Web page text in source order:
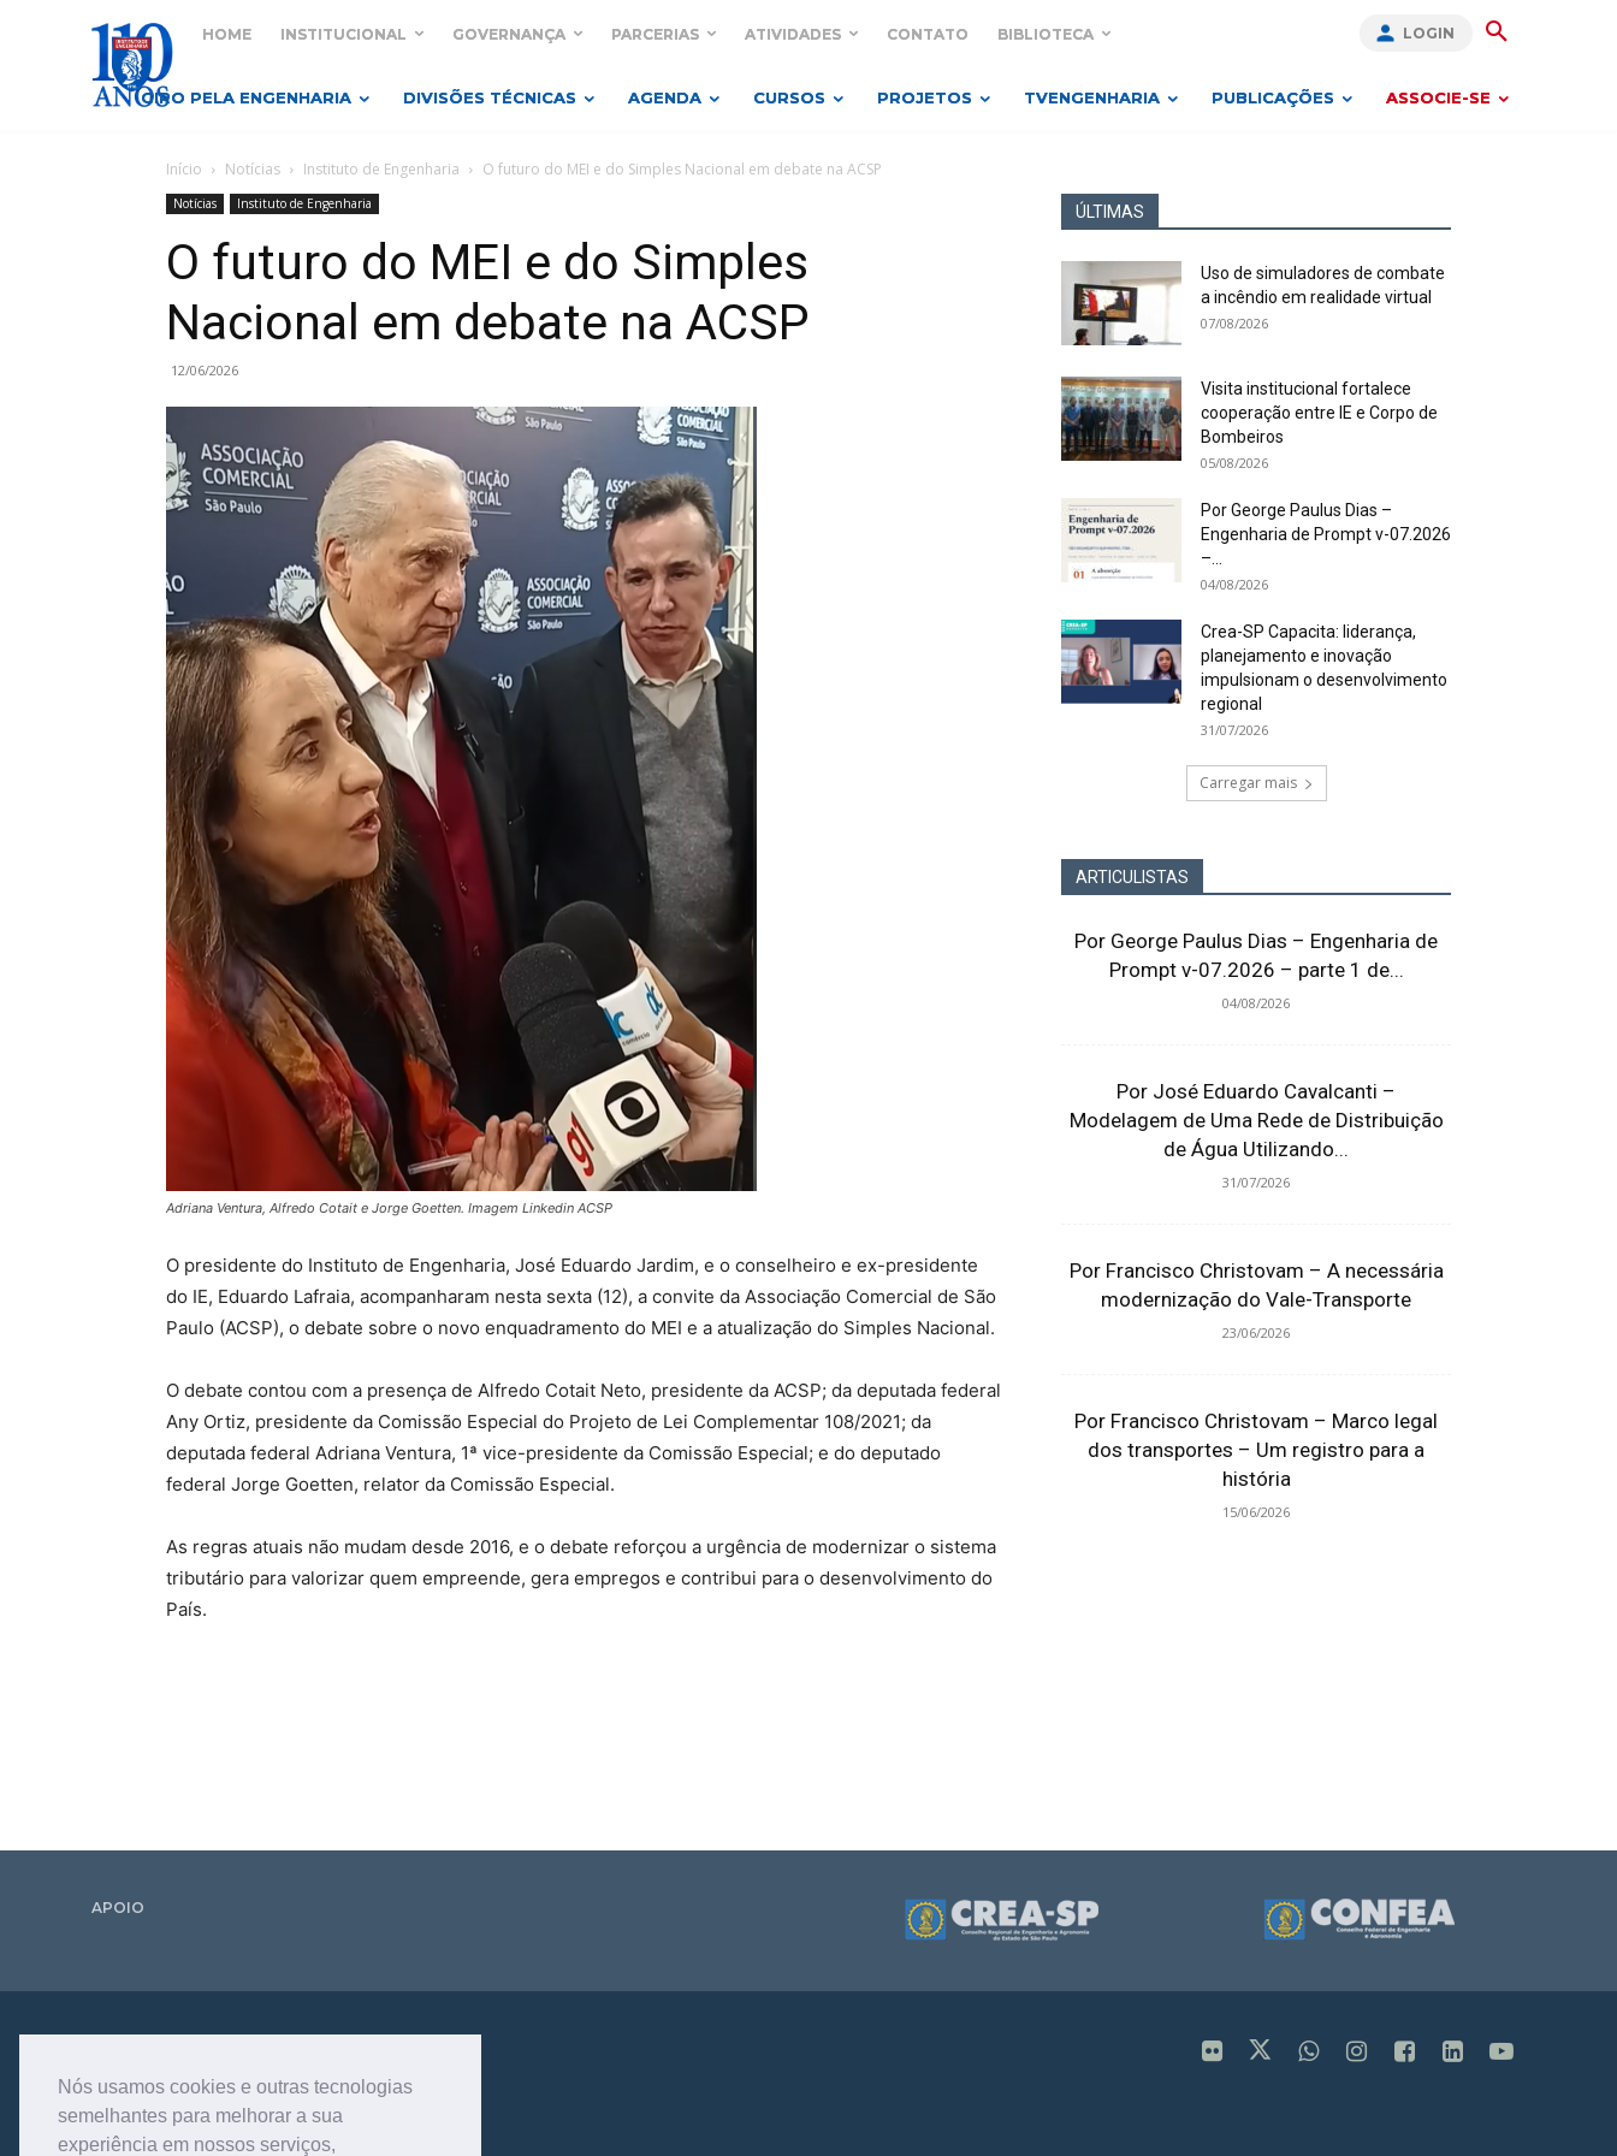
Nós usamos cookies e outras tecnologias
semelhantes para melhorar a sua
experiência em nossos serviços,
HOME INSTITUCIONAL GOVERNANÇA PARCERIAS ATIVIDADES CONTATO BIBLIOTECA LOGIN
GIRO PELA ENGENHARIA DIVISÕES TÉCNICAS AGENDA CURSOS PROJETOS TVENGENHARIA PUBLICAÇÕES ASSOCIE-SE
Início Notícias Instituto de Engenharia O futuro do MEI e do Simples Nacional em debate na ACSP
Notícias Instituto de Engenharia
O futuro do MEI e do Simples
Nacional em debate na ACSP
12/06/2026
Adriana Ventura, Alfredo Cotait e Jorge Goetten. Imagem Linkedin ACSP
O presidente do Instituto de Engenharia, José Eduardo Jardim, e o conselheiro e ex-presidente
do IE, Eduardo Lafraia, acompanharam nesta sexta (12), a convite da Associação Comercial de São
Paulo (ACSP), o debate sobre o novo enquadramento do MEI e a atualização do Simples Nacional.
O debate contou com a presença de Alfredo Cotait Neto, presidente da ACSP; da deputada federal
Any Ortiz, presidente da Comissão Especial do Projeto de Lei Complementar 108/2021; da
deputada federal Adriana Ventura, 1ª vice-presidente da Comissão Especial; e do deputado
federal Jorge Goetten, relator da Comissão Especial.
As regras atuais não mudam desde 2016, e o debate reforçou a urgência de modernizar o sistema
tributário para valorizar quem empreende, gera empregos e contribui para o desenvolvimento do
País.
ÚLTIMAS
Uso de simuladores de combate
a incêndio em realidade virtual
07/08/2026
Visita institucional fortalece
cooperação entre IE e Corpo de
Bombeiros
05/08/2026
Por George Paulus Dias –
Engenharia de Prompt v-07.2026
–...
04/08/2026
Crea-SP Capacita: liderança,
planejamento e inovação
impulsionam o desenvolvimento
regional
31/07/2026
Carregar mais
ARTICULISTAS
Por George Paulus Dias – Engenharia de
Prompt v-07.2026 – parte 1 de...
04/08/2026
Por José Eduardo Cavalcanti –
Modelagem de Uma Rede de Distribuição
de Água Utilizando...
31/07/2026
Por Francisco Christovam – A necessária
modernização do Vale-Transporte
23/06/2026
Por Francisco Christovam – Marco legal
dos transportes – Um registro para a
história
15/06/2026
APOIO